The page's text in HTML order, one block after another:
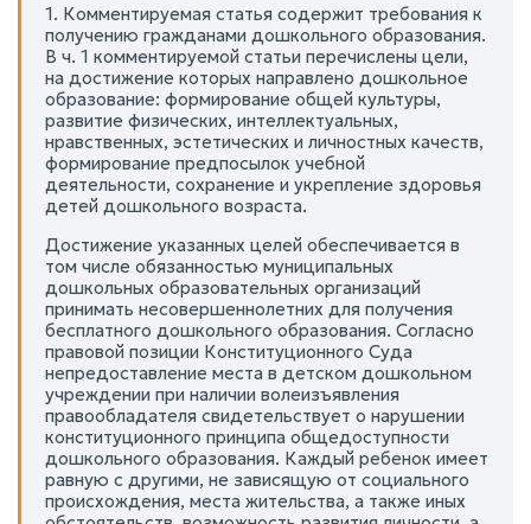
1. Комментируемая статья содержит требования к
получению гражданами дошкольного образования.
В ч. 1 комментируемой статьи перечислены цели,
на достижение которых направлено дошкольное
образование: формирование общей культуры,
развитие физических, интеллектуальных,
нравственных, эстетических и личностных качеств,
формирование предпосылок учебной
деятельности, сохранение и укрепление здоровья
детей дошкольного возраста.
Достижение указанных целей обеспечивается в
том числе обязанностью муниципальных
дошкольных образовательных организаций
принимать несовершеннолетних для получения
бесплатного дошкольного образования. Согласно
правовой позиции Конституционного Суда
непредоставление места в детском дошкольном
учреждении при наличии волеизъявления
правообладателя свидетельствует о нарушении
конституционного принципа общедоступности
дошкольного образования. Каждый ребенок имеет
равную с другими, не зависящую от социального
происхождения, места жительства, а также иных